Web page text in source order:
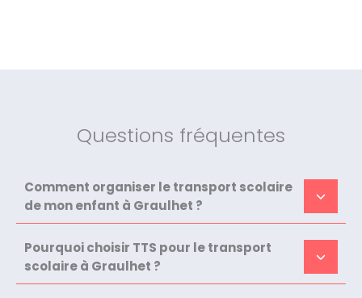
Questions fréquentes
Comment organiser le transport scolaire
de mon enfant à Graulhet ?
Pourquoi choisir TTS pour le transport
scolaire à Graulhet ?